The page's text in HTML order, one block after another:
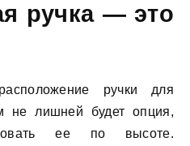
ручка — это
ручки для
не лишней будет опция,
ее по высоте.